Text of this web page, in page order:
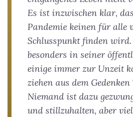
Es ist inzwischen klar,
Pandemie keinen für alle
Schlusspunkt finden
besonders in seiner
einige immer zur Unzeit
ziehen aus dem
Niemand ist dazu
und stillzuhalten, aber